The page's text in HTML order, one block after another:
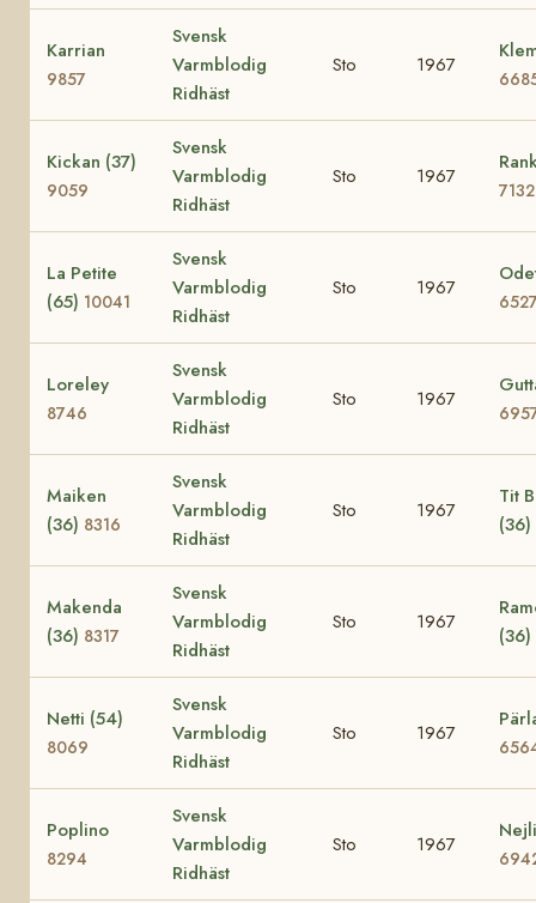
Karrian
9857
Svensk
Varmblodig
Ridhäst
Sto 1967
Kickan (37)
9059
Svensk
Varmblodig
Ridhäst
Sto 1967
7132
La Petite
(65) 10041
Svensk
Varmblodig
Ridhäst
Sto 1967
Loreley
8746
Svensk
Varmblodig
Ridhäst
Sto 1967
Maiken
(36) 8316
Svensk
Varmblodig
Ridhäst
Sto 1967
Tit
(36)
Makenda
(36) 8317
Svensk
Varmblodig
Ridhäst
Sto 1967
(36)
Netti (54)
8069
Svensk
Varmblodig
Ridhäst
Sto 1967
Poplino
8294
Svensk
Varmblodig
Ridhäst
Sto 1967